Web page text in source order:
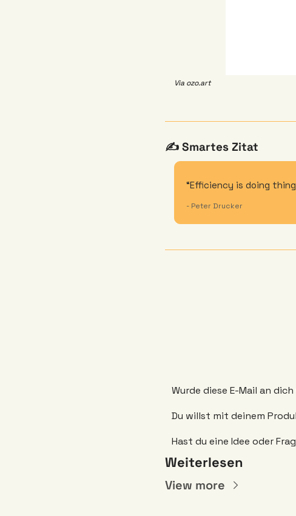
Via ozo.art
✍️ Smartes Zitat
“Efficiency is doing
- Peter Drucker
Wurde diese E-Mail an
Du willst mit deinem
Hast du eine Idee oder
Weiterlesen
View more